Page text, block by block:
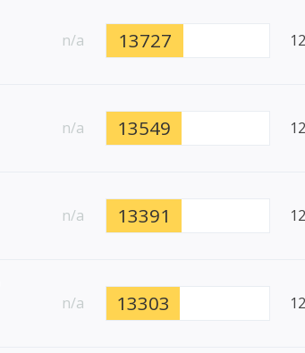
n/a 13727
n/a 13549
n/a 13391
n/a 13303